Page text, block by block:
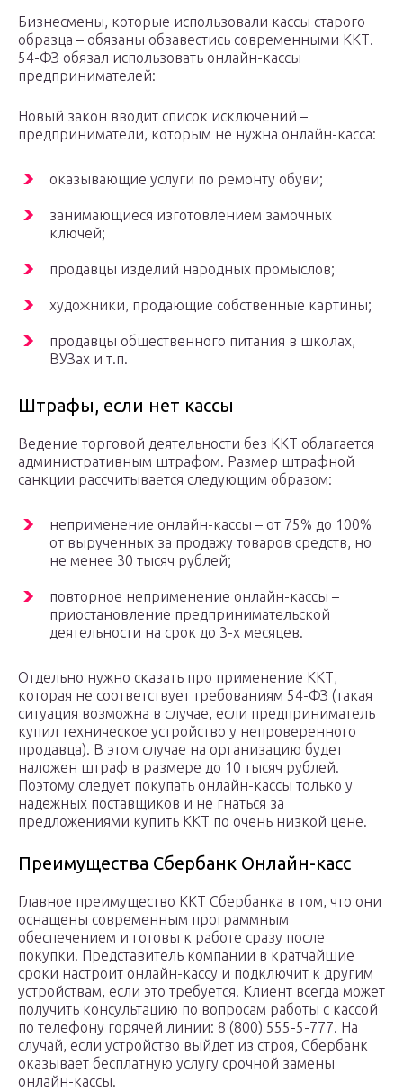
Бизнесмены, которые использовали кассы старого
образца – обязаны обзавестись современными ККТ.
54-ФЗ обязал использовать онлайн-кассы
предпринимателей:
Новый закон вводит список исключений –
предприниматели, которым не нужна онлайн-касса:
оказывающие услуги по ремонту обуви;
занимающиеся изготовлением замочных
ключей;
продавцы изделий народных промыслов;
художники, продающие собственные картины;
продавцы общественного питания в школах,
ВУЗах и т.п.
Штрафы, если нет кассы
Ведение торговой деятельности без ККТ облагается
административным штрафом. Размер штрафной
санкции рассчитывается следующим образом:
неприменение онлайн-кассы – от 75% до 100%
от вырученных за продажу товаров средств, но
не менее 30 тысяч рублей;
повторное неприменение онлайн-кассы –
приостановление предпринимательской
деятельности на срок до 3-х месяцев.
Отдельно нужно сказать про применение ККТ,
которая не соответствует требованиям 54-ФЗ (такая
ситуация возможна в случае, если предприниматель
купил техническое устройство у непроверенного
продавца). В этом случае на организацию будет
наложен штраф в размере до 10 тысяч рублей.
Поэтому следует покупать онлайн-кассы только у
надежных поставщиков и не гнаться за
предложениями купить ККТ по очень низкой цене.
Преимущества Сбербанк Онлайн-касс
Главное преимущество ККТ Сбербанка в том, что они
оснащены современным программным
обеспечением и готовы к работе сразу после
покупки. Представитель компании в кратчайшие
сроки настроит онлайн-кассу и подключит к другим
устройствам, если это требуется. Клиент всегда может
получить консультацию по вопросам работы с кассой
по телефону горячей линии: 8 (800) 555-5-777. На
случай, если устройство выйдет из строя, Сбербанк
оказывает бесплатную услугу срочной замены
онлайн-кассы.